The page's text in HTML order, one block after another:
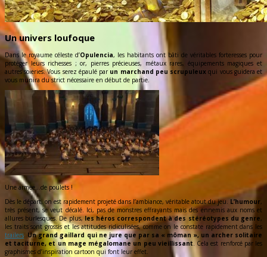
Un univers loufoque
Dans le royaume céleste d’Opulencia, les habitants ont bâti de véritables forteresses pour
protéger leurs richesses ; or, pierres précieuses, métaux rares, équipements magiques et
autres soieries. Vous serez épaulé par un marchand peu scrupuleux qui vous guidera et
vous munira du strict nécessaire en début de partie.
Une armée…de poulets !
Dès le départ, on est rapidement projeté dans l’ambiance, véritable atout du jeu. L’humour,
très présent, se veut décalé. Ici, pas de monstres effrayants mais des ennemis aux noms et
allures burlesques. De plus,les héros correspondent à des stéréotypes du genre,
les traits sont grossis et les attitudes ridiculisées, comme on le constate rapidement dans les
trailers. Un grand gaillard qui ne jure que par sa « môman », un archer solitaire
et taciturne, et un mage mégalomane un peu vieillissant. Cela est renforcé par les
graphismes d’inspiration cartoon qui font leur effet.